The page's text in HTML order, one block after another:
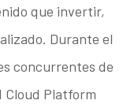
que invertir,
Durante el
concurrentes de
Cloud Platform